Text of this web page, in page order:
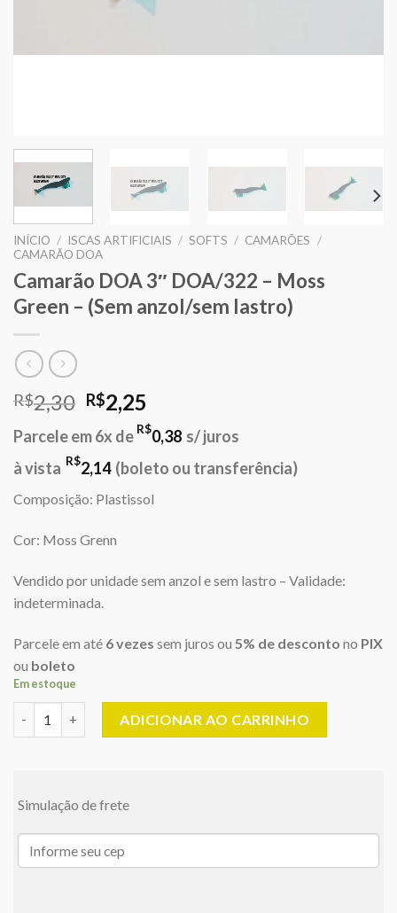
INÍCIO / ISCAS ARTIFICIAIS / SOFTS / CAMARÕES
/
CAMARÃO DOA
Camarão DOA 3″ DOA/322 – Moss
Green – (Sem anzol/sem lastro)
R$2,30 O
preço
original
era:
R$2,25
preço
atual
é:
Parcele em 6x de R$0,38 s/ juros
à vista R$2,14 (boleto ou transferência)
Composição: Plastissol
Cor: Moss Grenn
Vendido por unidade sem anzol e sem lastro – Validade:
indeterminada.
Parcele em até 6 vezes sem juros ou 5% de desconto no PIX
ou boleto
Em estoque
ADICIONAR AO CARRINHO
Simulação de frete